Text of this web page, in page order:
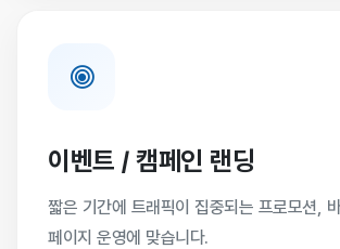
이벤트 / 캠페인 랜딩
짧은 기간에 트래픽이 집중되는 프로모션,
페이지 운영에 맞습니다.